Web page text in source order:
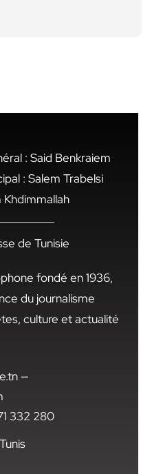
: Said Benkraiem
: Salem Trabelsi
de Tunisie
fondé en 1936,
du journalisme
culture et actualité
—
332 280